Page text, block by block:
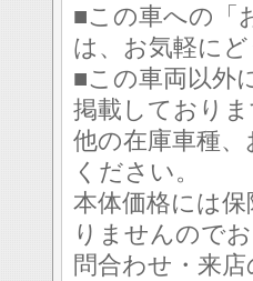
■この車への「
は、お気軽に
■この車両以外
掲載しており
他の在庫車種
ください。
本体価格には
りませんので
問合わせ・来